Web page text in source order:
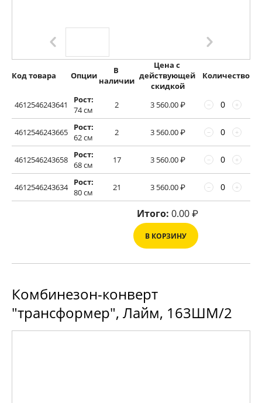
Код товара Опции
В
наличии
Цена с
действующей
скидкой
Количество
4612546243641
Рост:
74 см
2 3 560.00₽ +
−
4612546243665
Рост:
62 см
2 3 560.00₽ +
−
4612546243658
Рост:
68 см
17 3 560.00₽ +
−
4612546243634
Рост:
80 см
21 3 560.00₽ +
−
Итого: 0.00₽
В КОРЗИНУ
Комбинезон-конверт
"трансформер", Лайм, 163ШМ/2